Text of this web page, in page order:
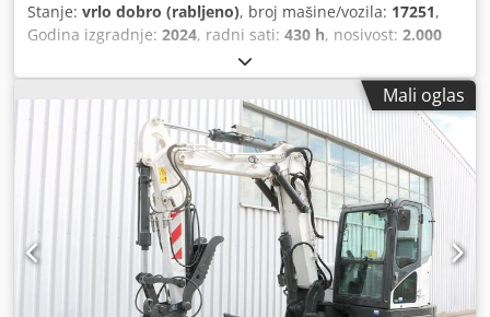
Stanje: vrlo dobro (rabljeno), broj mašine/vozila: 17251,
Godina izgradnje: 2024, radni sati: 430 h, nosivost: 2.000
4.730 mm
mm, središte tereta:500 mm, vrsta goriva:dizel, vrsta
, građevinska visina: 2.190 mm, duljina
1.050 mm, dimenzija prednje gume: 7.00-15 5.50,
dimenzija stražnje gume:6.50-10, ukupna masa: 4.053 kg,
Mali oglas